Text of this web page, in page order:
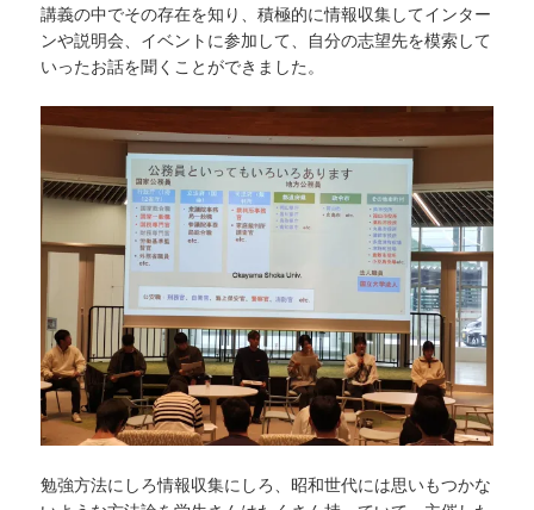
講義の中でその存在を知り、積極的に情報収集してインター
ンや説明会、イベントに参加して、自分の志望先を模索して
いったお話を聞くことができました。
勉強方法にしろ情報収集にしろ、昭和世代には思いもつかな